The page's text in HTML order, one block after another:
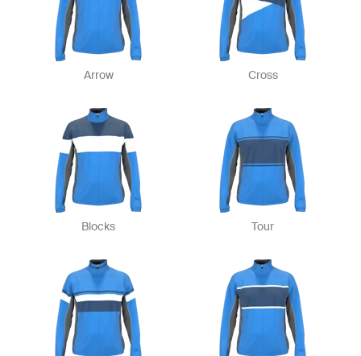
Arrow Cross
Blocks Tour